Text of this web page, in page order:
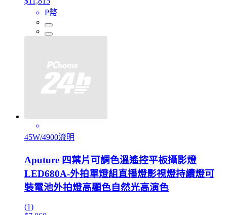
P幣
45W/4900流明
Aputure 四葉片可調色溫遙控平板攝影燈
LED680A-外拍單燈組直播燈影視燈持續燈可
裝電池外拍燈高顯色自然光高演色
(1)